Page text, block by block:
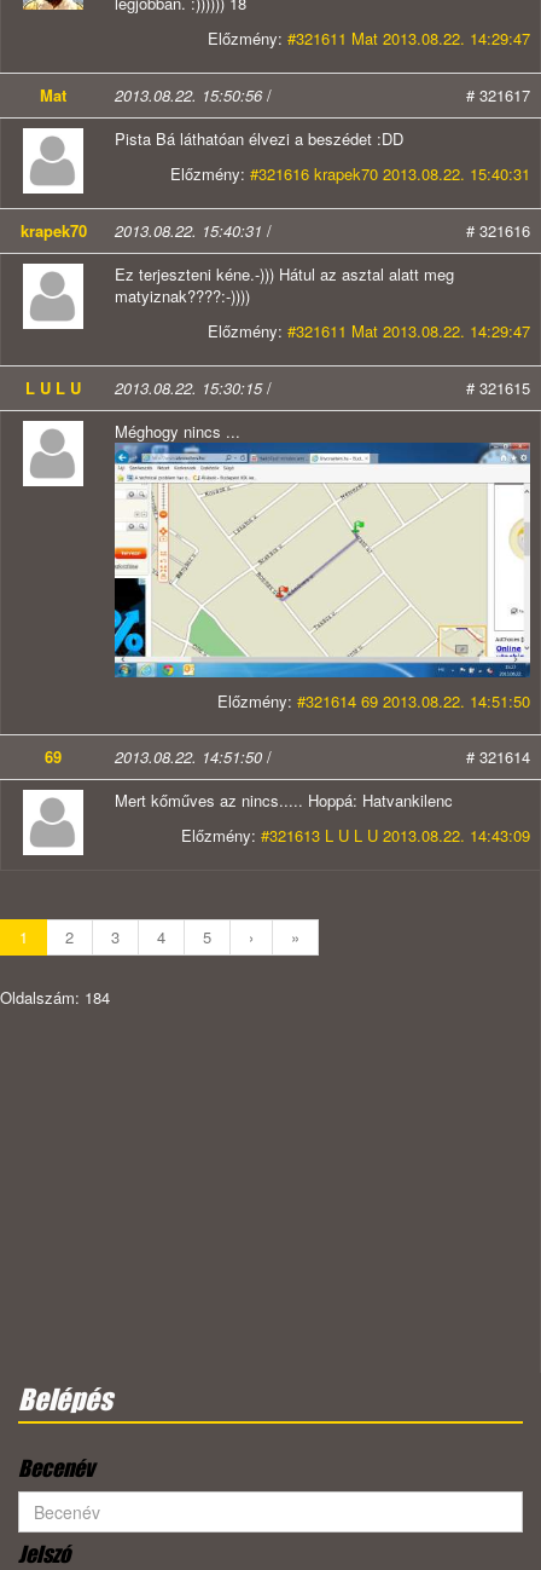
Előzmény: #321611 Mat 2013.08.22. 14:29:47
Mat 2013.08.22. 15:50:56/
# 321617
Pista Bá láthatóan élvezi a beszédet :DD
Előzmény: #321616 krapek70 2013.08.22. 15:40:31
krapek70 2013.08.22. 15:40:31 /
# 321616
Ez terjeszteni kéne.-))) Hátul az asztal alatt meg
matyiznak????:-))))
Előzmény: #321611 Mat 2013.08.22. 14:29:47
L U L U 2013.08.22. 15:30:15/
# 321615
Méghogy nincs ...
Előzmény: #321614 69 2013.08.22. 14:51:50
69 2013.08.22. 14:51:50 /
# 321614
Mert kőműves az nincs..... Hoppá: Hatvankilenc
Előzmény: #321613 L U L U 2013.08.22. 14:43:09
1 2 3 4 5 › »
Oldalszám: 184
Belépés
Becenév
Jelszó